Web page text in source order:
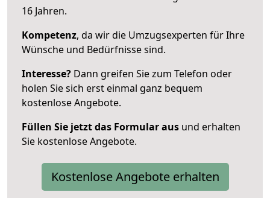
16 Jahren.
Kompetenz, da wir die Umzugsexperten für Ihre
Wünsche und Bedürfnisse sind.
Interesse? Dann greifen Sie zum Telefon oder
holen Sie sich erst einmal ganz bequem
kostenlose Angebote.
Füllen Sie jetzt das Formular aus und erhalten
Sie kostenlose Angebote.
Kostenlose Angebote erhalten